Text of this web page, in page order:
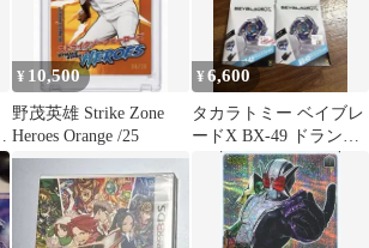
¥ 10,500
野茂英雄 Strike Zone
Heroes Orange /25
¥6,600
タカラトミー ベイブレ
ードX BX-49 ドランス
トライク 2個セット